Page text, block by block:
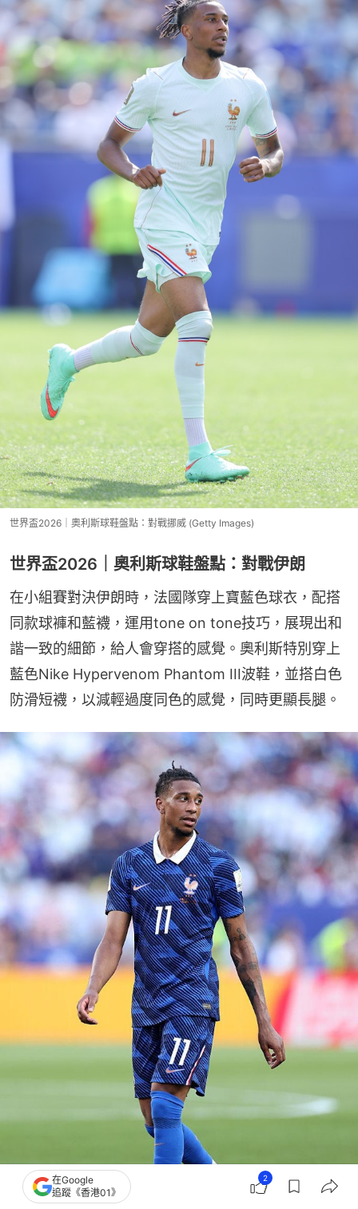
世界盃2026｜奧利斯球鞋盤點：對戰挪威 (Getty Images)
世界盃2026｜奧利斯球鞋盤點：對戰伊朗
在小組賽對決伊朗時，法國隊穿上寶藍色球衣，配搭
同款球褲和藍襪，運用tone on tone技巧，展現出和
諧一致的細節，給人會穿搭的感覺。奧利斯特別穿上
藍色Nike Hypervenom Phantom III波鞋，並搭白色
防滑短襪，以減輕過度同色的感覺，同時更顯長腿。
在Google
追蹤《香港01》
2